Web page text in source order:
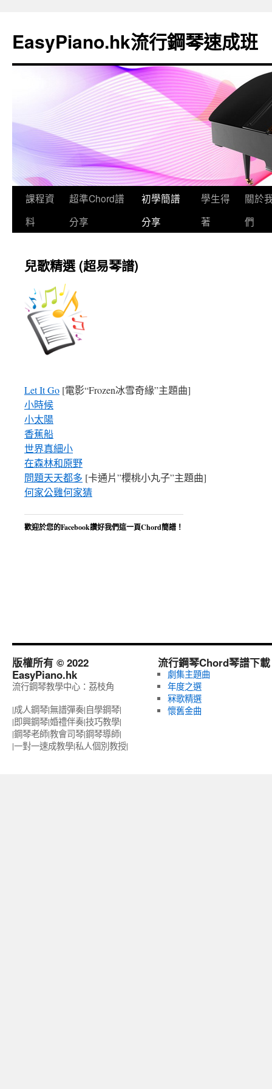
EasyPiano.hk流行鋼琴速成班
課程資
料
超準Chord譜
分享
初學簡譜
分享
學生得
著
關於
們
兒歌精選 (超易琴譜)
Let It Go [電影“Frozen冰雪奇緣”主題曲]
小時候
小太陽
香蕉船
世界真細小
在森林和原野
問題天天都多 [卡通片”櫻桃小丸子”主題曲]
何家公雞何家猜
歡迎於您的Facebook讚好我們這一頁Chord簡譜！
版權所有 © 2022
EasyPiano.hk
流行鋼琴教學中心：荔枝角
|成人鋼琴|無譜彈奏|自學鋼琴|
|即興鋼琴|婚禮伴奏|技巧教學|
|鋼琴老師|教會司琴|鋼琴導師|
|一對一速成教學|私人個別教授‎|
流行鋼琴Chord琴譜下載
劇集主題曲
年度之選
冧歌精選
懷舊金曲